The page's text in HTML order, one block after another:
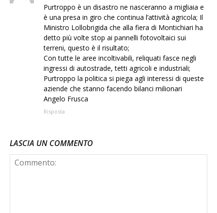
Purtroppo è un disastro ne nasceranno a migliaia e
è una presa in giro che continua l’attività agricola; Il
Ministro Lollobrigida che alla fiera di Montichiari ha
detto più volte stop ai pannelli fotovoltaici sui
terreni, questo è il risultato;
Con tutte le aree incoltivabili, reliquati fasce negli
ingressi di autostrade, tetti agricoli e industriali;
Purtroppo la politica si piega agli interessi di queste
aziende che stanno facendo bilanci milionari
Angelo Frusca
Risposta
LASCIA UN COMMENTO